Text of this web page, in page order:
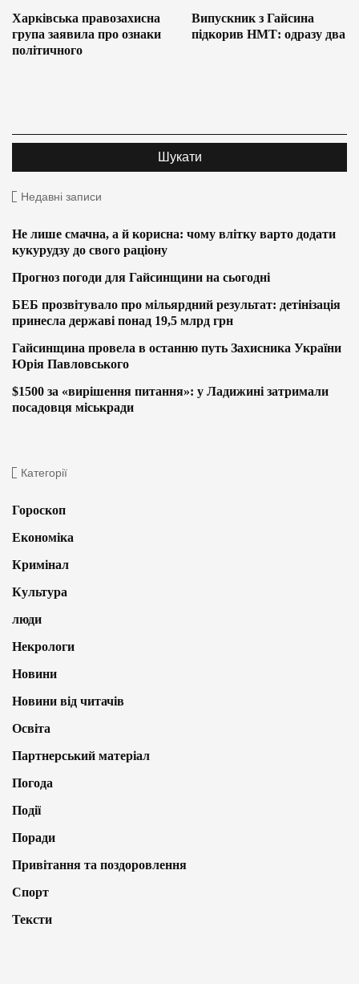
Харківська правозахисна
група заявила про ознаки
політичного
Випускник з Гайсина
підкорив НМТ: одразу два
Недавні записи
Не лише смачна, а й корисна: чому влітку варто додати
кукурудзу до свого раціону
Прогноз погоди для Гайсинщини на сьогодні
БЕБ прозвітувало про мільярдний результат: детінізація
принесла державі понад 19,5 млрд грн
Гайсинщина провела в останню путь Захисника України
Юрія Павловського
$1500 за «вирішення питання»: у Ладижині затримали
посадовця міськради
Категорії
Гороскоп
Економіка
Кримінал
Культура
люди
Некрологи
Новини
Новини від читачів
Освіта
Партнерський матеріал
Погода
Події
Поради
Привітання та поздоровлення
Спорт
Тексти